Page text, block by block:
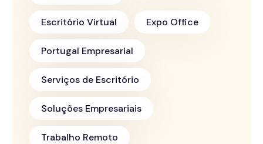
Escritório Virtual Expo Office
Portugal Empresarial
Serviços de Escritório
Soluções Empresariais
Trabalho Remoto